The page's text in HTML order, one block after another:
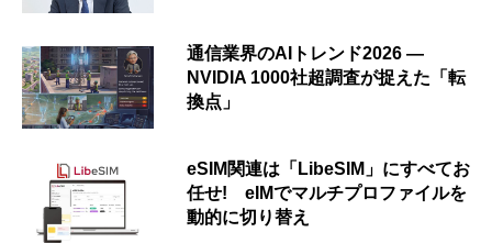
通信業界のAIトレンド2026 ―
NVIDIA 1000社超調査が捉えた「転
換点」
eSIM関連は「LibeSIM」にすべてお
任せ! eIMでマルチプロファイルを
動的に切り替え